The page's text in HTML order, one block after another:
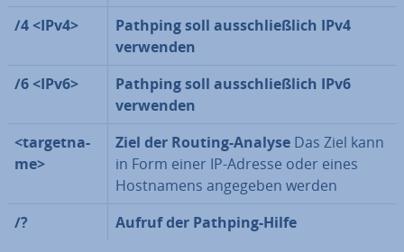
/4 <IPv4>
Pathpingsoll aus­schließ­lich IPv4
verwenden
/6 <IPv6>
Pathpingsoll aus­schließ­lich IPv6
verwenden
<tar­get­na­
me>
Ziel der Routing-Analyse Das Ziel kann
in Form einer IP-Adresse oder eines
Host­na­mens angegeben werden
/?
Aufruf der Pathping-Hilfe